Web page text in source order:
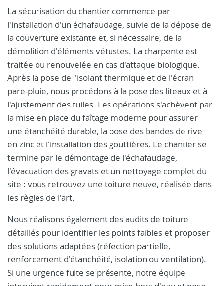
La sécurisation du chantier commence par
l'installation d'un échafaudage, suivie de la dépose de
la couverture existante et, si nécessaire, de la
démolition d'éléments vétustes. La charpente est
traitée ou renouvelée en cas d'attaque biologique.
Après la pose de l'isolant thermique et de l'écran
pare-pluie, nous procédons à la pose des liteaux et à
l'ajustement des tuiles. Les opérations s'achèvent par
la mise en place du faîtage moderne pour assurer
une étanchéité durable, la pose des bandes de rive
en zinc et l'installation des gouttières. Le chantier se
termine par le démontage de l'échafaudage,
l'évacuation des gravats et un nettoyage complet du
site : vous retrouvez une toiture neuve, réalisée dans
les règles de l'art.
Nous réalisons également des audits de toiture
détaillés pour identifier les points faibles et proposer
des solutions adaptées (réfection partielle,
renforcement d'étanchéité, isolation ou ventilation).
Si une urgence fuite se présente, notre équipe